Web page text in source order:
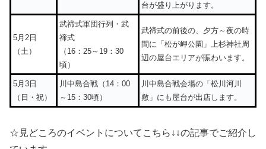
台が盛り上がります。
5月2日
（土）
武禘式軍団行列・武
禘式
（16：25～19：30
頃）
武禘式の前後の、夕方～夜の時
間に「松が岬公園」上杉神社周
辺の屋台エリアが賑わいます。
5月3日
（日・祝）
川中島合戦（14：00
～15：30頃）
川中島合戦会場の「松川河川
敷」にも屋台が出店します。
☆見どころのイベントについてこちら↓↓の記事でご紹介し